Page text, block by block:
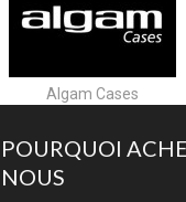
Algam Cases
POURQUOI
NOUS